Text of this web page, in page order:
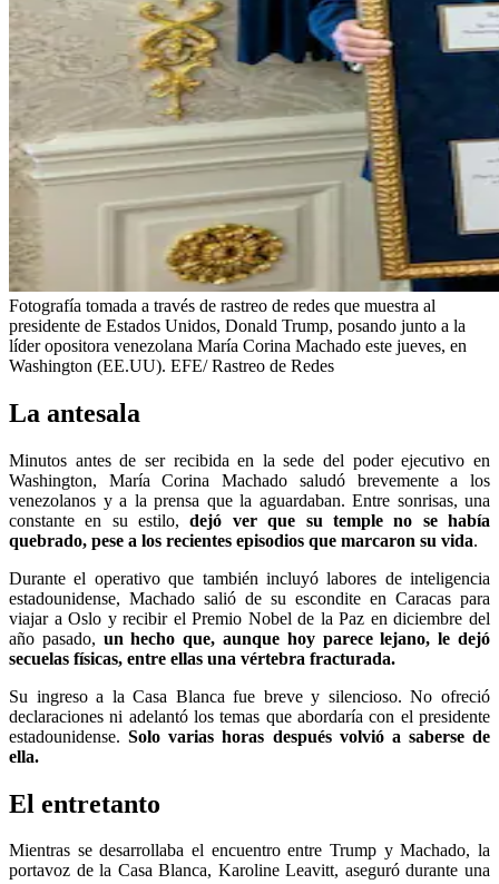
Fotografía tomada a través de rastreo de redes que muestra al
presidente de Estados Unidos, Donald Trump, posando junto a la
líder opositora venezolana María Corina Machado este jueves, en
Washington (EE.UU). EFE/ Rastreo de Redes
La antesala
Minutos antes de ser recibida en la sede del poder ejecutivo en
Washington, María Corina Machado saludó brevemente a los
venezolanos y a la prensa que la aguardaban. Entre sonrisas, una
constante en su estilo,dejó ver que su temple no se había
quebrado, pese a los recientes episodios que marcaron su vida.
Durante el operativo que también incluyó labores de inteligencia
estadounidense, Machado salió de su escondite en Caracas para
viajar a Oslo y recibir el Premio Nobel de la Paz en diciembre del
año pasado, un hecho que, aunque hoy parece lejano, le dejó
secuelas físicas, entre ellas una vértebra fracturada.
Su ingreso a la Casa Blanca fue breve y silencioso. No ofreció
declaraciones ni adelantó los temas que abordaría con el presidente
estadounidense.Solo varias horas después volvió a saberse de
ella.
El entretanto
Mientras se desarrollaba el encuentro entre Trump y Machado, la
portavoz de la Casa Blanca, Karoline Leavitt, aseguró durante una